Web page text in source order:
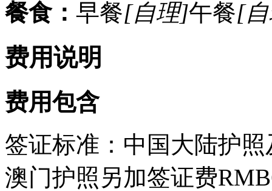
餐食： 早餐[自理]午餐[
费用说明
费用包含
签证标准：中国大陆护
澳门护照另加签证费